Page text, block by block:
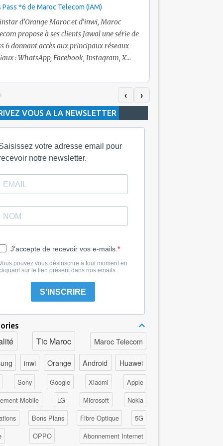
Pass *6 de Maroc Telecom (IAM)
d’Orange Maroc et d’inwi, Maroc
propose à ses clients Jawal une série de
6 donnant accès aux principaux réseaux
: WhatsApp, Facebook, Instagram, X
inclut 100 Mo, le Pass 10 Dh offre 400 Mo,
que les formules à 20 Dh et 30 Dh
respectivement 1 Go et 2 Go. Les
de validité sont de 3 jours pour
‹ ›
VOUS A LA NEWSLETTER
votre adresse email pour
notre newsletter.
J'accepte de recevoir vos e-mails.
pouvez vous désinscrire à tout moment en
sur le lien présent dans nos emails.
S'INSCRIRE
Tic Maroc Maroc Telecom
inwi Orange Android Huawei
Sony Google Xiaomi
Apple
Mobile
LG Microsoft
Nokia
Bons Plans Fibre Optique
5G
OPPO
Abonnement Internet